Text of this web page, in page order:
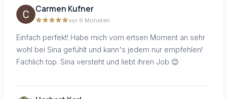
Carmen Kufner
vor 6 Monaten
Einfach perfekt! Habe mich vom ertsen Moment an sehr
wohl bei Sina gefühlt und kann's jedem nur empfehlen!
Fachlich top. Sina versteht und liebt ihren Job 😊